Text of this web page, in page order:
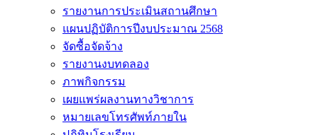
รายงานการประเมินสถานศึกษา
แผนปฏิบัติการปีงบประมาณ 2568
จัดซื้อจัดจ้าง
รายงานงบทดลอง
ภาพกิจกรรม
เผยแพร่ผลงานทางวิชาการ
หมายเลขโทรศัพท์ภายใน